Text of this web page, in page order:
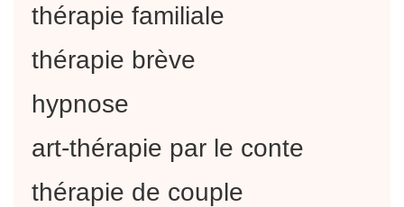
thérapie familiale
thérapie brève
hypnose
art-thérapie par le conte
thérapie de couple